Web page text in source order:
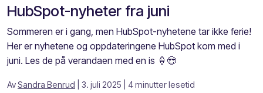
HubSpot-nyheter fra juni
Sommeren er i gang, men HubSpot-nyhetene tar ikke ferie!
Her er nyhetene og oppdateringene HubSpot kom med i
juni. Les de på verandaen med en is 🍦😎
AvSandra Benrud | 3. juli 2025 | 4 minutter lesetid